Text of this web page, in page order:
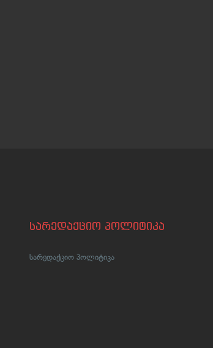
სარედაქციო პოლიტიკა
სარედაქციო პოლიტიკა